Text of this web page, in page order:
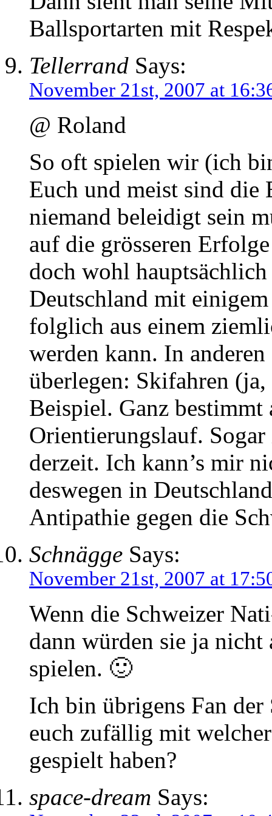
Ballsportarten mit
Tellerrand Says:
November 21st, 2007 at
@ Roland
So oft spielen wir (ich
Euch und meist sind die
niemand beleidigt sein
auf die grösseren
doch wohl
Deutschland mit
folglich aus einem
werden kann. In
überlegen: Skifahren
Beispiel. Ganz
Orientierungslauf.
derzeit. Ich kann’s mir
deswegen in
Antipathie gegen die
Schnägge Says:
November 21st, 2007 at
Wenn die Schweizer
dann würden sie ja
spielen. 🙂
Ich bin übrigens Fan der
euch zufällig mit
gespielt haben?
space-dream Says: